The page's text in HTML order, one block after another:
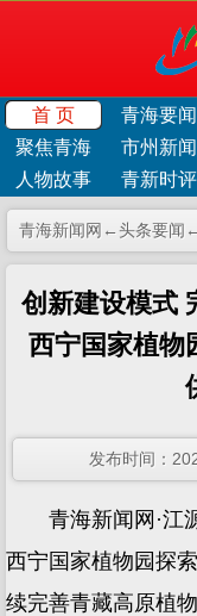
首 页 青海要闻
聚焦青海
市州新闻
人物故事
青新时评
青海新闻网←头条要闻
创新建设模式
西宁国家植物
发布时间
青海新闻网·江
西宁国家植物园探
续完善青藏高原植